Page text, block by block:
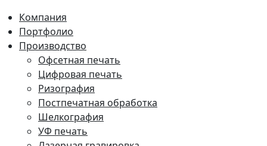
Компания
Портфолио
Производство
Офсетная печать
Цифровая печать
Ризография
Постпечатная обработка
Шелкография
УФ печать